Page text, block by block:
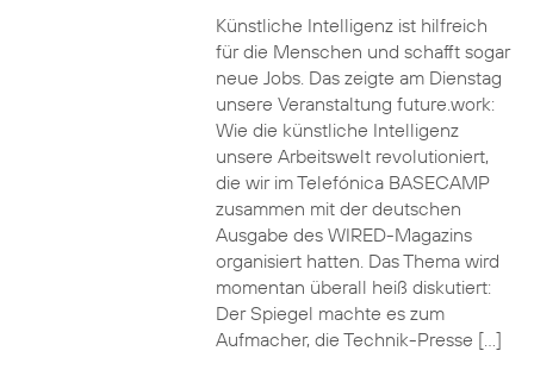
Künstliche Intelligenz ist hilfreich
für die Menschen und schafft sogar
neue Jobs. Das zeigte am Dienstag
unsere Veranstaltung future.work:
Wie die künstliche Intelligenz
unsere Arbeitswelt revolutioniert,
die wir im Telefónica BASECAMP
zusammen mit der deutschen
Ausgabe des WIRED-Magazins
organisiert hatten. Das Thema wird
momentan überall heiß diskutiert:
Der Spiegel machte es zum
Aufmacher, die Technik-Presse […]